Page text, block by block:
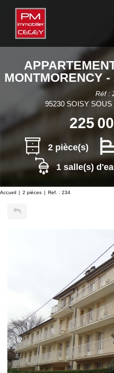
MONTMORENCY
Réf :
95230 SOISY
225
2 pièce(s)
1 salle(s)
Accueil 2 pièces Ref. : 234